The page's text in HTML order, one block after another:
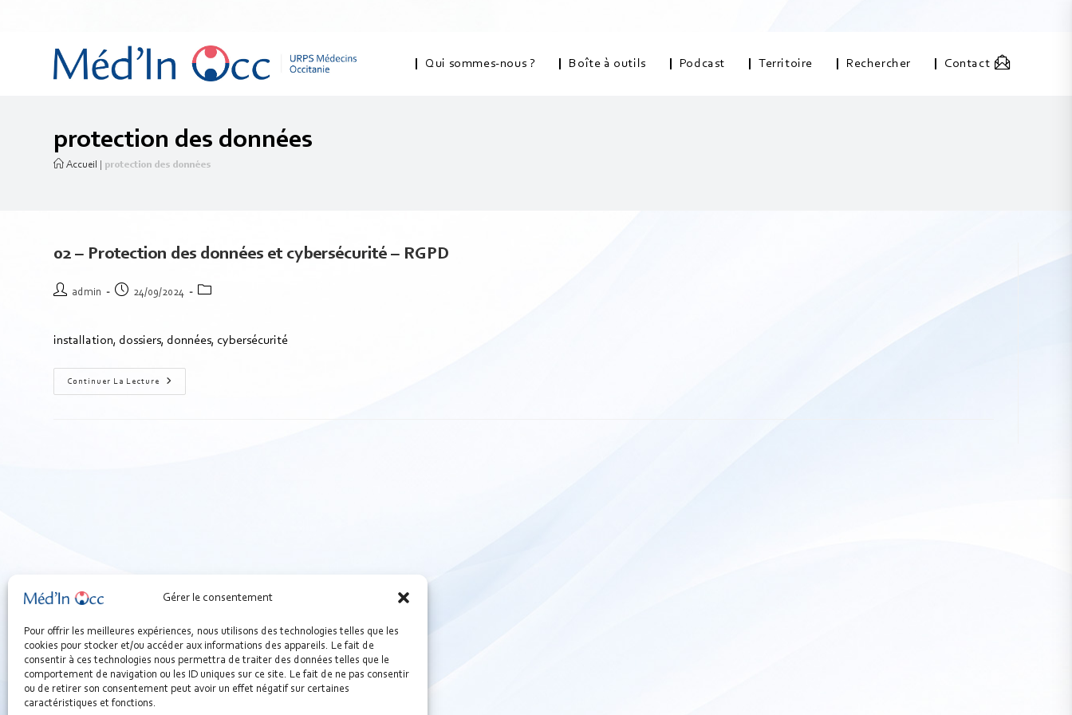
Gérer le consentement
Pour offrir les meilleures expériences, nous utilisons des technologies telles que les
cookies pour stocker et/ou accéder aux informations des appareils. Le fait de
consentir à ces technologies nous permettra de traiter des données telles que le
comportement de navigation ou les ID uniques sur ce site. Le fait de ne pas consentir
ou de retirer son consentement peut avoir un effet négatif sur certaines
caractéristiques et fonctions.
Qui sommes-nous ? Boîte à outils Podcast Territoire Rechercher Contact
protection des données
Accueil protection des données
02 – Protection des données et cybersécurité – RGPD
admin 24/09/2024
installation, dossiers, données, cybersécurité
Continuer La Lecture